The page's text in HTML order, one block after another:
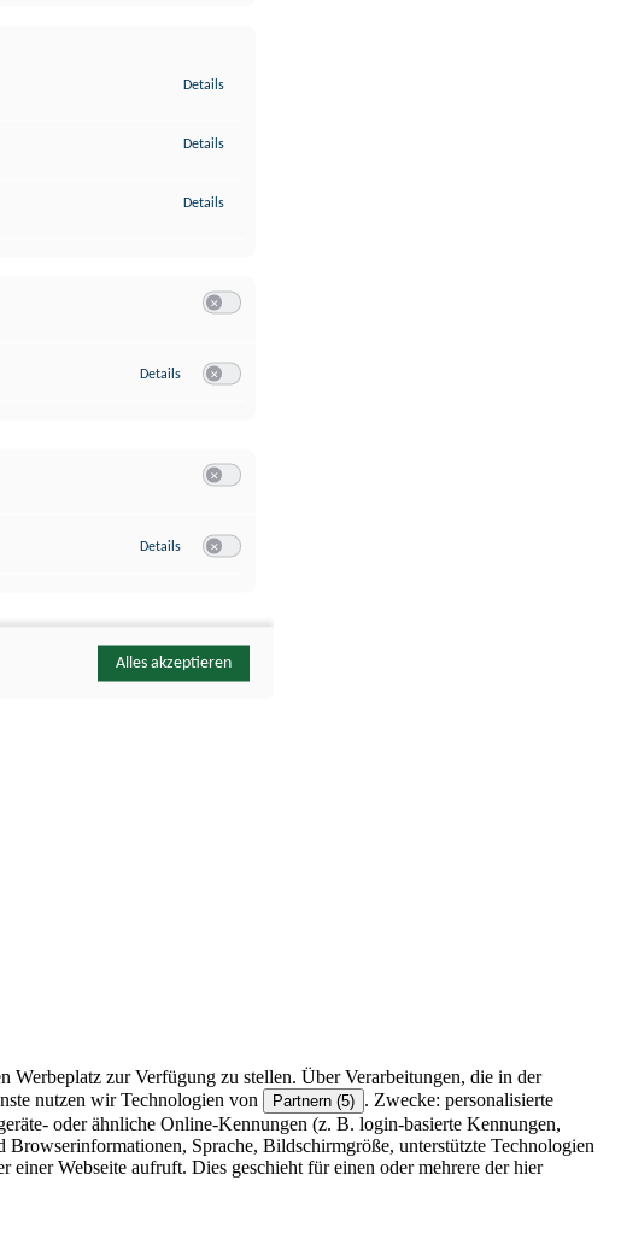
zur Verfügung zu stellen. Über Verarbeitungen, die in der
nutzen wir Technologien von Partnern (5) . Zwecke: personalisierte
oder ähnliche Online-Kennungen (z. B. login-basierte Kennungen,
Sprache, Bildschirmgröße, unterstützte Technologien
Webseite aufruft. Dies geschieht für einen oder mehrere der hier
Details
Details
Details
Details zu Google Analytics
Details zu YouTube
Alles akzeptieren